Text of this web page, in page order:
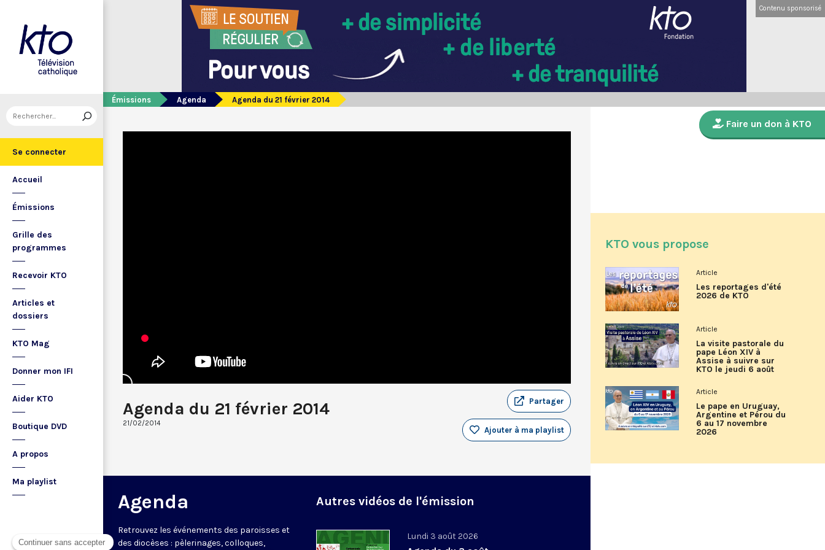
Se connecter
Accueil
Émissions
Grille des
programmes
Recevoir KTO
Articles et
dossiers
KTO Mag
Donner mon IFI
Aider KTO
Boutique DVD
A propos
Ma playlist
Contenu sponsorisé
Émissions Agenda Agenda du 21 février 2014
Agenda du 21 février 2014
21/02/2014
Partager
Ajouter à ma playlist
Agenda
Retrouvez les événements des paroisses et
des diocèses : pèlerinages, colloques,
Autres vidéos de l'émission
Lundi 3 août 2026
Faire un don à KTO
KTO vous propose
Article
Les reportages d'été
2026 de KTO
Article
La visite pastorale du
pape Léon XIV à
Assise à suivre sur
KTO le jeudi 6 août
Article
Le pape en Uruguay,
Argentine et Pérou du
6 au 17 novembre
2026